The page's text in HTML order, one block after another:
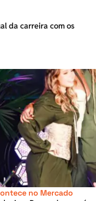
da carreira com os
no Mercado